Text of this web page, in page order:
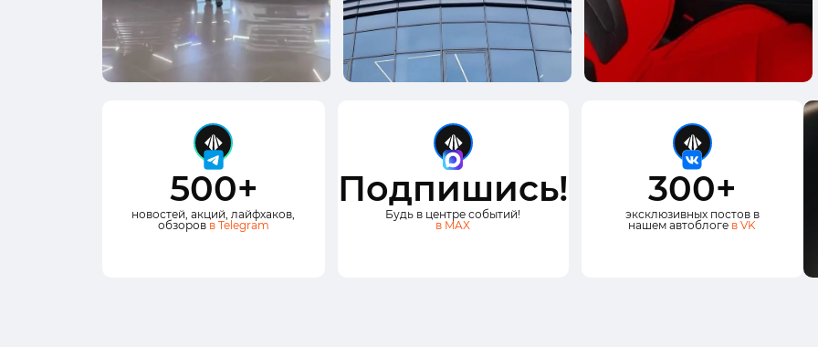
500+
новостей, акций, лайфхаков,
обзоров в Telegram
Подпишись!
Будь в центре событий!
в MAX
300+
эксклюзивных постов в
нашем автоблоге в VK